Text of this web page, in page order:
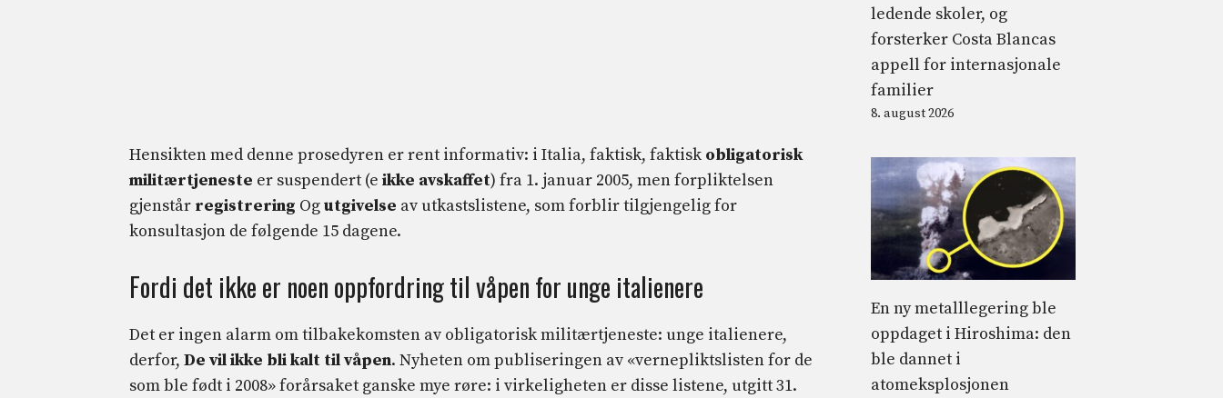
Hensikten med denne prosedyren er rent informativ: i Italia, faktisk, faktisk obligatorisk
militærtjeneste er suspendert (e ikke avskaffet) fra 1. januar 2005, men forpliktelsen
gjenstår registrering Ogutgivelse av utkastslistene, som forblir tilgjengelig for
konsultasjon de følgende 15 dagene.
Fordi det ikke er noen oppfordring til våpen for unge italienere
Det er ingen alarm om tilbakekomsten av obligatorisk militærtjeneste: unge italienere,
derfor, De vil ikke bli kalt til våpen. Nyheten om publiseringen av «vernepliktslisten for de
som ble født i 2008» forårsaket ganske mye røre: i virkeligheten er disse listene, utgitt 31.
ledende skoler, og
forsterker Costa Blancas
appell for internasjonale
familier
8. august 2026
En ny metalllegering ble
oppdaget i Hiroshima: den
ble dannet i
atomeksplosjonen